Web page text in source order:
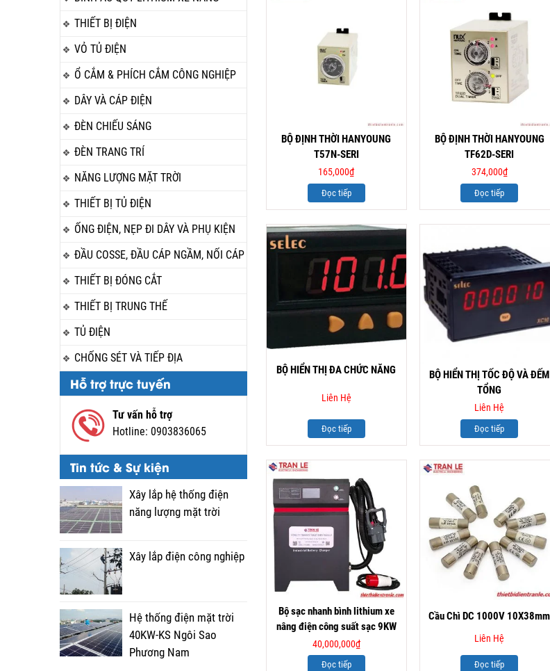
THIẾT BỊ ĐIỆN
VỎ TỦ ĐIỆN
Ổ CẮM & PHÍCH CẮM CÔNG NGHIỆP
DÂY VÀ CÁP ĐIỆN
ĐÈN CHIẾU SÁNG
ĐÈN TRANG TRÍ
NĂNG LƯỢNG MẶT TRỜI
THIẾT BỊ TỦ ĐIỆN
ỐNG ĐIỆN, NẸP ĐI DÂY VÀ PHỤ KIỆN
ĐẦU COSSE, ĐẦU CÁP NGẦM, NỐI CÁP
THIẾT BỊ ĐÓNG CẮT
THIẾT BỊ TRUNG THẾ
TỦ ĐIỆN
CHỐNG SÉT VÀ TIẾP ĐỊA
Hỗ trợ trực tuyến
Tư vấn hỗ trợ
Hotline: 0903836065
Tin tức & Sự kiện
Xây lắp hệ thống điện
năng lượng mặt trời
Xây lắp điện công nghiệp
Hệ thống điện mặt trời
40KW-KS Ngôi Sao
Phương Nam
BỘ ĐỊNH THỜI HANYOUNG
T57N-SERI
165,000₫
Đọc tiếp
BỘ ĐỊNH THỜI HANYOUNG
TF62D-SERI
374,000₫
Đọc tiếp
BỘ HIỂN THỊ ĐA CHỨC NĂNG
Liên Hệ
Đọc tiếp
BỘ HIỂN THỊ TỐC ĐỘ VÀ ĐẾM
TỔNG
Liên Hệ
Đọc tiếp
Bộ sạc nhanh bình lithium xe
nâng điện công suất sạc 9KW
40,000,000₫
Đọc tiếp
Cầu Chì DC 1000V 10X38mm
Liên Hệ
Đọc tiếp